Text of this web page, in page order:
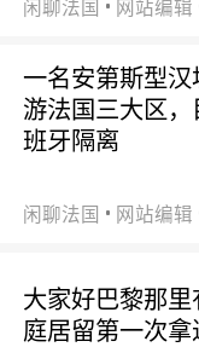
闲聊法国 网站编辑
一名安第斯型汉
游法国三大区
班牙隔离
闲聊法国 网站编辑
大家好巴黎那
庭居留第一次